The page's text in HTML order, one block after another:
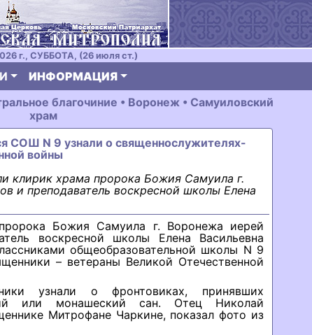
г., СУББОТА, (26 июля ст.)
ИНФОРМАЦИЯ
благочиние • Воронеж • Самуиловский
храм
СОШ N 9 узнали о священнослужителях-
войны
клирик храма пророка Божия Самуила г.
и преподаватель воскресной школы Елена
Божия Самуила г. Воронежа иерей
воскресной школы Елена Васильевна
общеобразовательной школы N 9
– ветераны Великой Отечественной
узнали о фронтовиках, принявших
или монашеский сан. Отец Николай
Митрофане Чаркине, показал фото из